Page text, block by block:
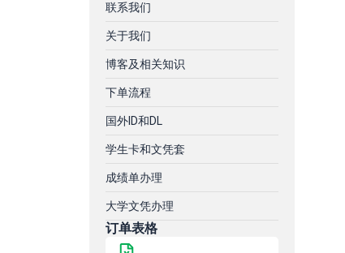
联系我们
关于我们
博客及相关知识
下单流程
国外ID和DL
学生卡和文凭套
成绩单办理
大学文凭办理
订单表格